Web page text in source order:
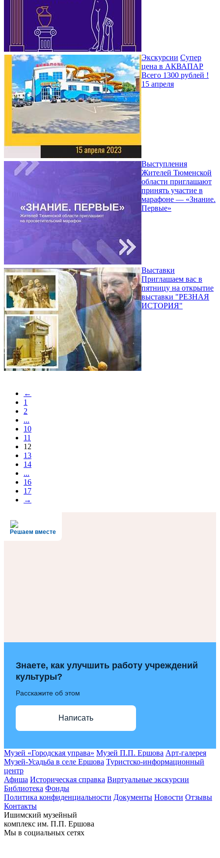
Экскурсии Супер
цена в АКВАПАР
Всего 1300 рублей !
15 апреля
Выступления
Жителей Тюменской
области приглашают
принять участие в
марафоне — «Знание.
Первые»
Выставки
Приглашаем вас в
пятницу на открытие
выставки "РЕЗНАЯ
ИСТОРИЯ"
←
1
2
...
10
11
12
13
14
...
16
17
→
Решаем вместе
Знаете, как улучшить работу учреждений
культуры?
Расскажите об этом
Написать
Музей «Городская управа» Музей П.П. Ершова Арт-галерея
Музей-Усадьба в селе Ершова Туристско-информационный
центр
Афиша Историческая справка Виртуальные экскурсии
Библиотека Фонды
Политика конфиденциальности Документы Новости Отзывы
Контакты
Ишимский музейный
комплекс им. П.П. Ершова
Мы в социальных сетях